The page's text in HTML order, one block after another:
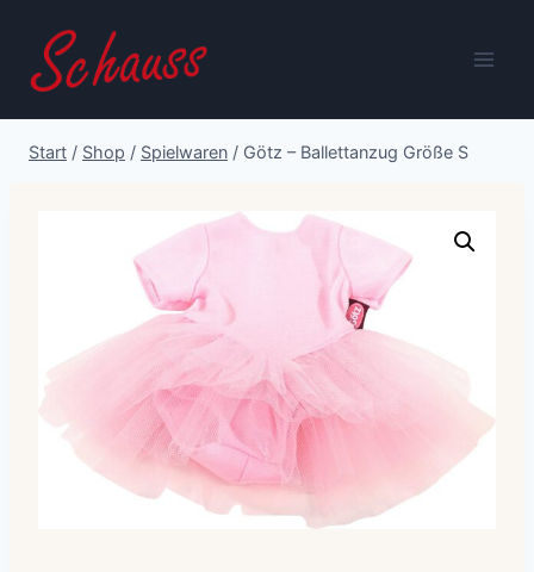
Inhalt
springen
Start / Shop / Spielwaren / Götz – Ballettanzug Größe S